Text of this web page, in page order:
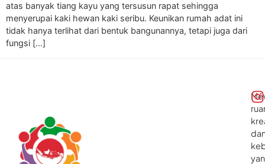
atas banyak tiang kayu yang tersusun rapat sehingga
menyerupai kaki hewan kaki seribu. Keunikan rumah adat ini
tidak hanya terlihat dari bentuk bangunannya, tetapi juga dari
fungsi […]